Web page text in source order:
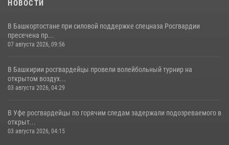
НОВОСТИ
В Башкортостане при силовой поддержке спецназа Росгвардии
пресечена пр...
07 августа 2026, 09:56
В Башкирии росгвардейцы провели волейбольный турнир на
открытом воздух...
03 августа 2026, 04:29
В Уфе росгвардейцы по горячим следам задержали подозреваемого в
открыт...
03 августа 2026, 04:15